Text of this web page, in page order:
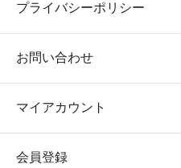
プライバシーポリシー
お問い合わせ
マイアカウント
会員登録